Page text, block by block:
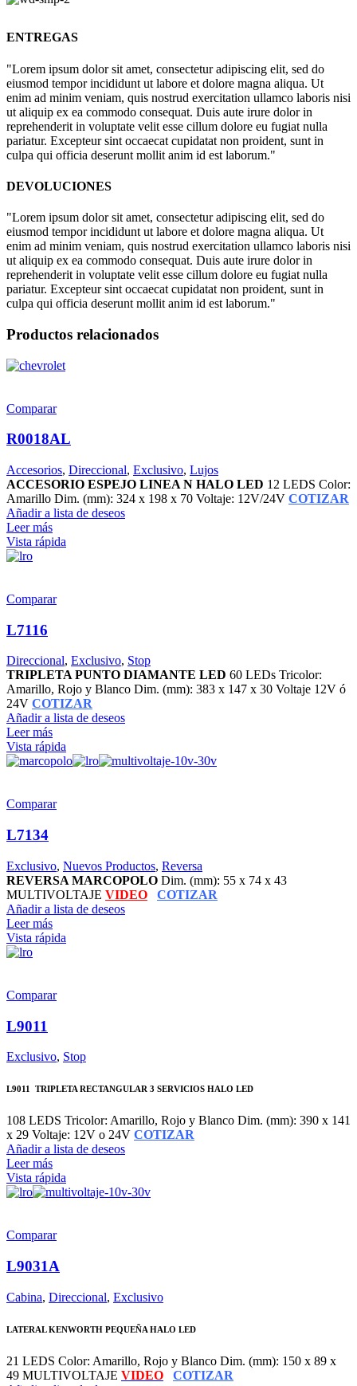
ENTREGAS
"Lorem ipsum dolor sit amet, consectetur adipiscing elit, sed do
eiusmod tempor incididunt ut labore et dolore magna aliqua. Ut
enim ad minim veniam, quis nostrud exercitation ullamco laboris nisi
ut aliquip ex ea commodo consequat. Duis aute irure dolor in
reprehenderit in voluptate velit esse cillum dolore eu fugiat nulla
pariatur. Excepteur sint occaecat cupidatat non proident, sunt in
culpa qui officia deserunt mollit anim id est laborum."
DEVOLUCIONES
"Lorem ipsum dolor sit amet, consectetur adipiscing elit, sed do
eiusmod tempor incididunt ut labore et dolore magna aliqua. Ut
enim ad minim veniam, quis nostrud exercitation ullamco laboris nisi
ut aliquip ex ea commodo consequat. Duis aute irure dolor in
reprehenderit in voluptate velit esse cillum dolore eu fugiat nulla
pariatur. Excepteur sint occaecat cupidatat non proident, sunt in
culpa qui officia deserunt mollit anim id est laborum."
Productos relacionados
Comparar
R0018AL
Accesorios, Direccional, Exclusivo, Lujos
ACCESORIO ESPEJO LINEA N HALO LED 12 LEDS Color:
Amarillo Dim. (mm): 324 x 198 x 70 Voltaje: 12V/24V COTIZAR
Añadir a lista de deseos
Leer más
Vista rápida
Comparar
L7116
Direccional, Exclusivo, Stop
TRIPLETA PUNTO DIAMANTE LED 60 LEDs Tricolor:
Amarillo, Rojo y Blanco Dim. (mm): 383 x 147 x 30 Voltaje 12V ó
24V COTIZAR
Añadir a lista de deseos
Leer más
Vista rápida
Comparar
L7134
Exclusivo, Nuevos Productos, Reversa
REVERSA MARCOPOLO Dim. (mm): 55 x 74 x 43
MULTIVOLTAJE VIDEO
COTIZAR
Añadir a lista de deseos
Leer más
Vista rápida
Comparar
L9011
Exclusivo, Stop
L9011 TRIPLETA RECTANGULAR 3 SERVICIOS HALO LED
108 LEDS Tricolor: Amarillo, Rojo y Blanco Dim. (mm): 390 x 141
x 29 Voltaje: 12V o 24V COTIZAR
Añadir a lista de deseos
Leer más
Vista rápida
Comparar
L9031A
Cabina, Direccional, Exclusivo
LATERAL KENWORTH PEQUEÑA HALO LED
21 LEDS Color: Amarillo, Rojo y Blanco Dim. (mm): 150 x 89 x
49 MULTIVOLTAJE VIDEO
COTIZAR